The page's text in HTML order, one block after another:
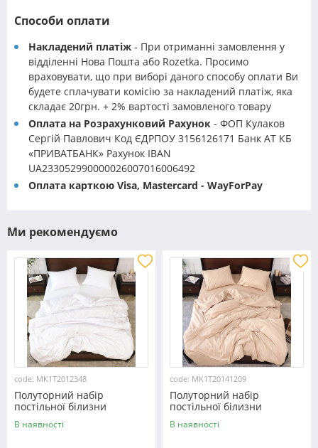
Способи оплати
Накладений платіж - При отриманні замовлення у
відділенні Нова Пошта або Rozetka. Просимо
враховувати, що при виборі даного способу оплати Ви
будете сплачувати комісію за накладений платіж, яка
складає 20грн. + 2% вартості замовленого товару
Оплата на Розрахунковий Рахунок - ФОП Кулаков
Сергій Павлович Код ЄДРПОУ 3156126171 Банк АТ КБ
«ПРИВАТБАНК» Рахунок IBAN
UA233052990000026007016006492
Оплата карткою Visa, Mastercard - WayForPay
Ми рекомендуємо
code: MK1T2012348
Полуторний набір
постільної білизни
150*220 із мікрофібри
№2012348 Черешенка™
В наявності
code: MK1T20141209
Полуторний набір
постільної білизни
150*220 із мікрофібри
№20141209 Черешенка™
В наявності